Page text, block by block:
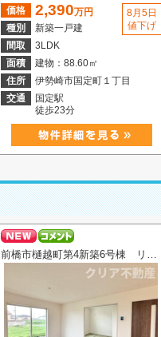
価格 2,390万円
種別
新築一戸建
間取
3LDK
面積
建物：88.60㎡
住所
伊勢崎市国定町１丁目
交通
国定駅
徒歩23分
8月5日
値下げ
前橋市樋越町第4新築6号棟 リビング横和室付き！